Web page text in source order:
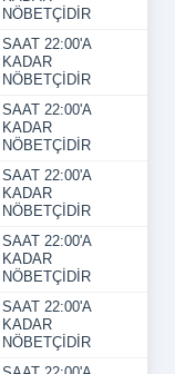
NÖBETÇİDİR
SAAT 22:00'A
KADAR
NÖBETÇİDİR
SAAT 22:00'A
KADAR
NÖBETÇİDİR
SAAT 22:00'A
KADAR
NÖBETÇİDİR
SAAT 22:00'A
KADAR
NÖBETÇİDİR
SAAT 22:00'A
KADAR
NÖBETÇİDİR